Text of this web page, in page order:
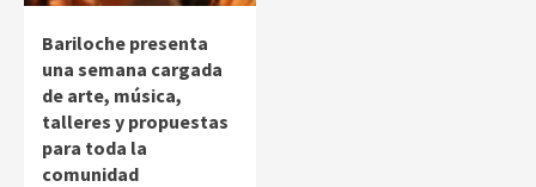
Bariloche presenta
una semana cargada
de arte, música,
talleres y propuestas
para toda la
comunidad